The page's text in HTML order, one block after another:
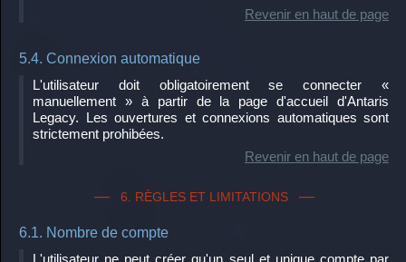
Revenir en haut de page
5.4. Connexion automatique
L'utilisateur doit obligatoirement se connecter «
manuellement » à partir de la page d'accueil d'Antaris
Legacy. Les ouvertures et connexions automatiques sont
strictement prohibées.
Revenir en haut de page
6. RÈGLES ET LIMITATIONS
6.1. Nombre de compte
L'utilisateur ne peut créer qu'un seul et unique compte par